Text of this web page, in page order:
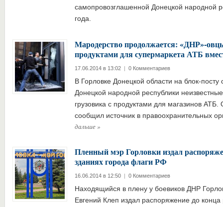
самопровозглашенной Донецкой народной
года.
Мародерство продолжается: «ДНР»-
продуктами для супермаркета АТБ
17.06.2014 в 13:02 | 0 Комментариев
В Горловке Донецкой области на блок-
Донецкой народной республики
грузовика с продуктами для магазинов
сообщил источник в правоохранительных
дальше»
Пленный мэр Горловки издал
зданиях города флаги РФ
16.06.2014 в 12:50 | 0 Комментариев
Находящийся в плену у боевиков ДНР
Евгений Клеп издал распоряжение до конца